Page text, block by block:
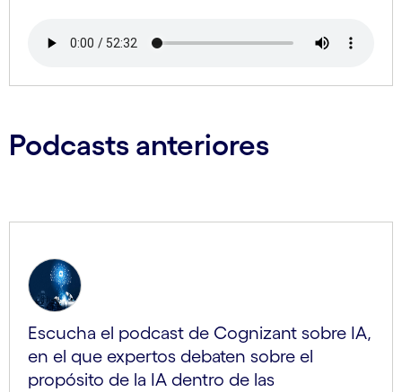
Podcasts anteriores
Escucha el podcast de Cognizant sobre IA,
en el que expertos debaten sobre el
propósito de la IA dentro de las